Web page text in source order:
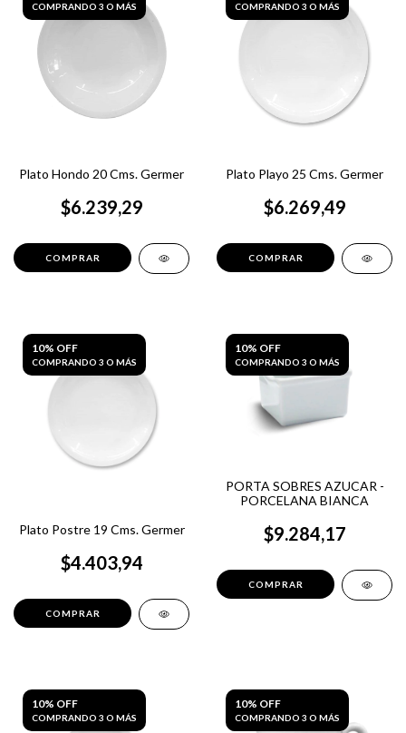
COMPRANDO 3 O MÁS
Plato Hondo 20 Cms. Germer
$6.239,29
COMPRANDO 3 O MÁS
Plato Playo 25 Cms. Germer
$6.269,49
10% OFF
COMPRANDO 3 O MÁS
Plato Postre 19 Cms. Germer
$4.403,94
10% OFF
COMPRANDO 3 O MÁS
PORTA SOBRES AZUCAR -
PORCELANA BIANCA
$9.284,17
10% OFF
COMPRANDO 3 O MÁS
10% OFF
COMPRANDO 3 O MÁS